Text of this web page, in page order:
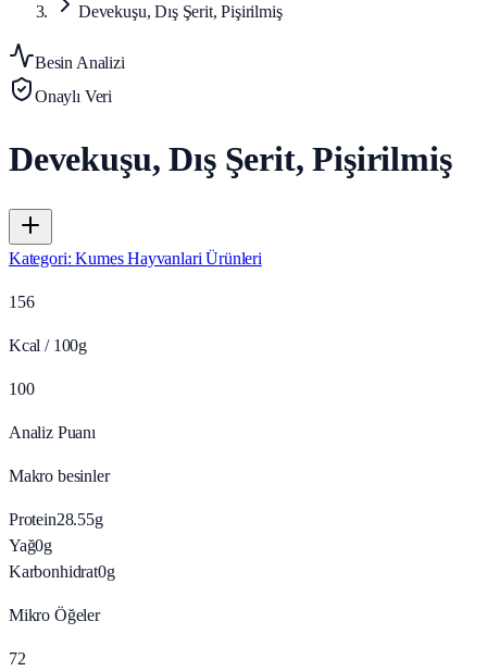
Devekuşu, Dış Şerit, Pişirilmiş
Besin Analizi
Onaylı Veri
Devekuşu, Dış Şerit, Pişirilmiş
Kategori:Kumes Hayvanlari Ürünleri
156
Kcal / 100g
100
Analiz Puanı
Makro besinler
Protein28.55g
Yağ0g
Karbonhidrat0g
Mikro Öğeler
72